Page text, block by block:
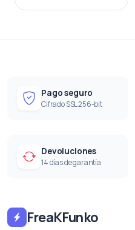
Pago seguro
Cifrado SSL 256-bit
Devoluciones
14 días de garantía
FreaKFunko